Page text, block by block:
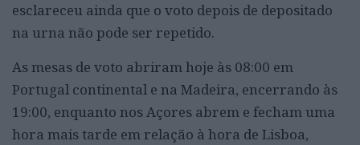
esclareceu ainda que o voto depois de depositado
na urna não pode ser repetido.
As mesas de voto abriram hoje às 08:00 em
Portugal continental e na Madeira, encerrando às
19:00, enquanto nos Açores abrem e fecham uma
hora mais tarde em relação à hora de Lisboa,